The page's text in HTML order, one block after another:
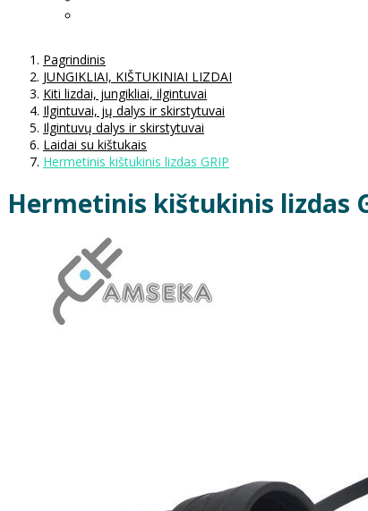
Pagrindinis
JUNGIKLIAI, KIŠTUKINIAI LIZDAI
Kiti lizdai, jungikliai, ilgintuvai
Ilgintuvai, jų dalys ir skirstytuvai
Ilgintuvų dalys ir skirstytuvai
Laidai su kištukais
Hermetinis kištukinis lizdas GRIP
Hermetinis kištukinis lizdas